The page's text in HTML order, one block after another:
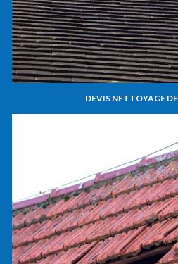
DEVIS NETTOYAGE